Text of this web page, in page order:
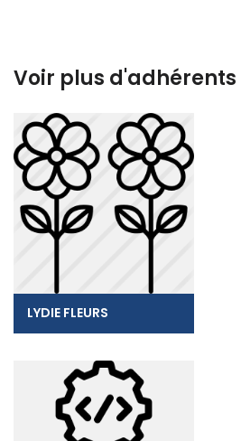
Voir plus d'adhérents
LYDIE FLEURS